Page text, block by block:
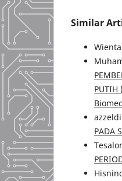
Similar
PUTIH
PADA